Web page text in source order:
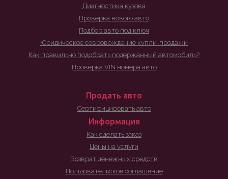
Диагностика кузова
Проверка нового авто
Подбор авто под ключ
Юридическое совровождение купли-продажи
Как правильно подобрать подержанный автомобиль?
Проверка VIN номера авто
Продать авто
Сертифицировать авто
Информация
Как сделать заказ
Цены на услуги
Возврат денежных средств
Пользовательское соглашение